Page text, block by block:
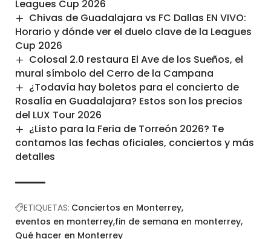
Leagues Cup 2026
Chivas de Guadalajara vs FC Dallas EN VIVO:
Horario y dónde ver el duelo clave de la Leagues
Cup 2026
Colosal 2.0 restaura El Ave de los Sueños, el
mural símbolo del Cerro de la Campana
¿Todavía hay boletos para el concierto de
Rosalía en Guadalajara? Estos son los precios
del LUX Tour 2026
¿Listo para la Feria de Torreón 2026? Te
contamos las fechas oficiales, conciertos y más
detalles
ETIQUETAS: Conciertos en Monterrey
eventos en monterrey fin de semana en monterrey
Qué hacer en Monterrey